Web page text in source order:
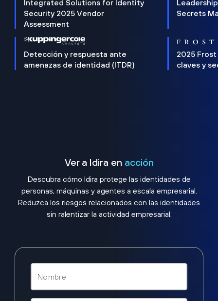
Integrated Solutions for Identity
Security 2025 Vendor
Assessment
Secrets
Detección y respuesta ante
amenazas de identidad (ITDR)
2025 Frost
claves y
Ver a Idira en acción
Descubra cómo Idira protege las identidades de
personas, máquinas y agentes a escala empresarial.
Reduzca los riesgos relacionados con las identidades
sin ralentizar la actividad empresarial.